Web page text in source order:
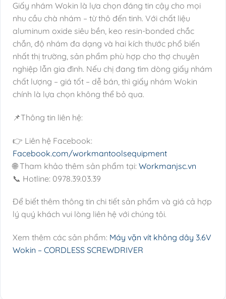
Giấy nhám Wokin là lựa chọn đáng tin cậy cho mọi
nhu cầu chà nhám – từ thô đến tinh. Với chất liệu
aluminum oxide siêu bền, keo resin-bonded chắc
chắn, độ nhám đa dạng và hai kích thước phổ biến
nhất thị trường, sản phẩm phù hợp cho thợ chuyên
nghiệp lẫn gia đình. Nếu chị đang tìm dòng giấy nhám
chất lượng – giá tốt – dễ bán, thì giấy nhám Wokin
chính là lựa chọn không thể bỏ qua.
📌Thông tin liên hệ:
👉 Liên hệ Facebook:
Facebook.com/workmantoolsequipment
🌐 Tham khảo thêm sản phẩm tại: Workmanjsc.vn
📞 Hotline: 0978.39.03.39
Để biết thêm thông tin chi tiết sản phẩm và giá cả hợp
lý quý khách vui lòng liên hệ với chúng tôi.
Xem thêm các sản phẩm: Máy vặn vít không dây 3.6V
Wokin – CORDLESS SCREWDRIVER